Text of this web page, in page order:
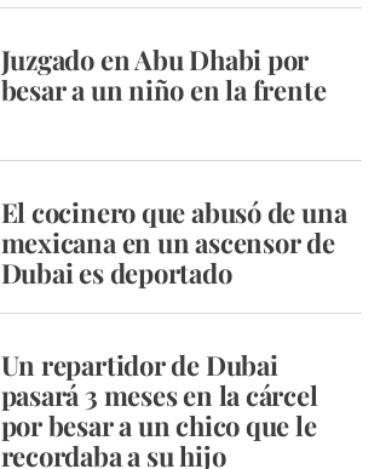
Juzgado en Abu Dhabi por
besar a un niño en la frente
El cocinero que abusó de una
mexicana en un ascensor de
Dubai es deportado
Un repartidor de Dubai
pasará 3 meses en la cárcel
por besar a un chico que le
recordaba a su hijo